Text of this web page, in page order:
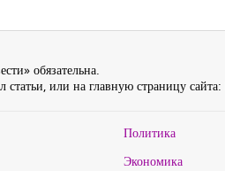
обязательна.
или на главную страницу сайта:
Политика
Экономика